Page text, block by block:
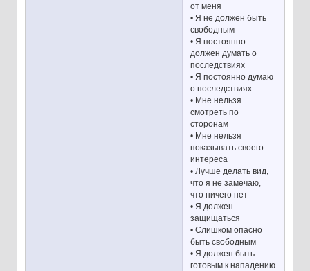
от меня
• Я не должен быть
свободным
• Я постоянно
должен думать о
последствиях
• Я постоянно думаю
о последствиях
• Мне нельзя
смотреть по
сторонам
• Мне нельзя
показывать своего
интереса
• Лучше делать вид,
что я не замечаю,
что ничего нет
• Я должен
защищаться
• Слишком опасно
быть свободным
• Я должен быть
готовым к нападению